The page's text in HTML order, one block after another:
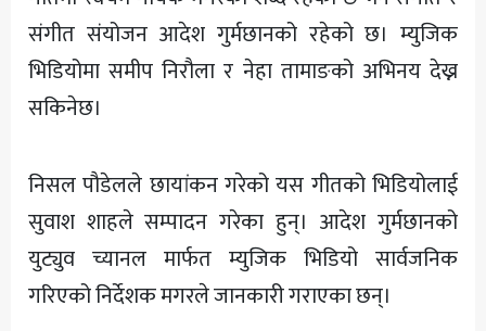
संगीत संयोजन आदेश गुर्मछानको रहेको छ। म्युजिक
भिडियोमा समीप निरौला र नेहा तामाङको अभिनय देख्न
सकिनेछ।
निसल पौडेलले छायांकन गरेको यस गीतको भिडियोलाई
सुवाश शाहले सम्पादन गरेका हुन्। आदेश गुर्मछानको
युट्युव च्यानल मार्फत म्युजिक भिडियो सार्वजनिक
गरिएको निर्देशक मगरले जानकारी गराएका छन्।